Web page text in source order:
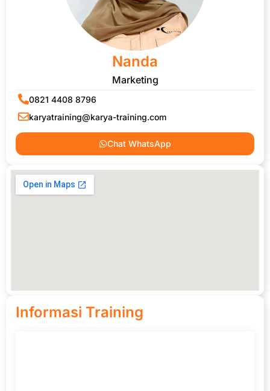
Nanda
Marketing
0821 4408 8796
karyatraining@karya-training.com
Chat WhatsApp
Informasi Training